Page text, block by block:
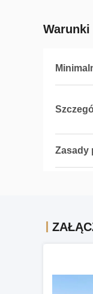
Warunki
Zasady